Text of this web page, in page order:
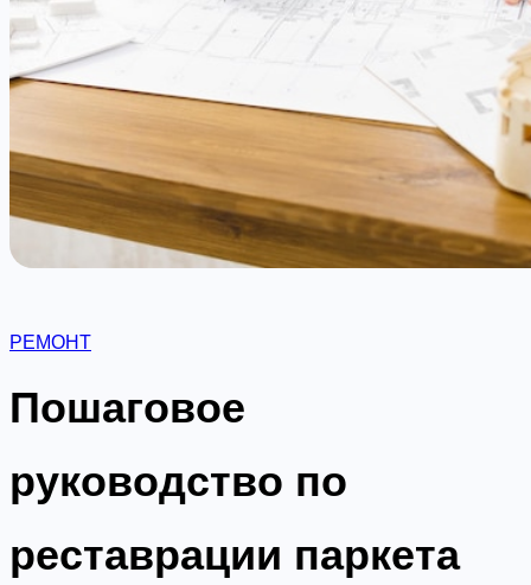
РЕМОНТ
Пошаговое
руководство по
реставрации паркета